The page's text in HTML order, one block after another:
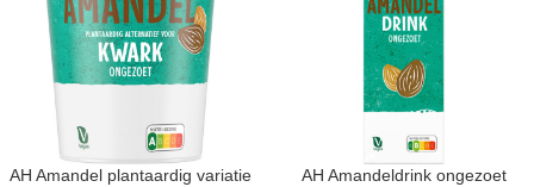
AH Amandel plantaardig variatie
AH Amandeldrink ongezoet